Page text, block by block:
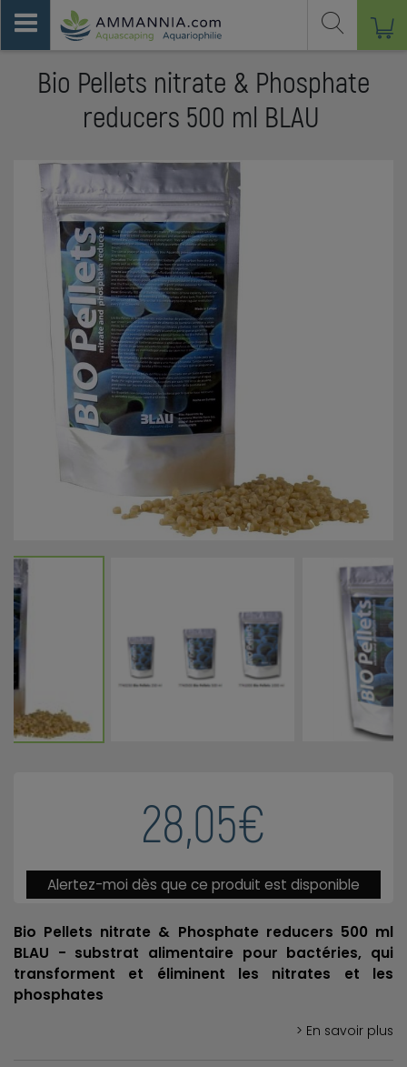
28,05€
Alertez-moi dès que ce produit est disponible
Bio Pellets nitrate & Phosphate reducers 500 ml
BLAU - substrat alimentaire pour bactéries, qui
transforment et éliminent les nitrates et les
phosphates
> En savoir plus
Bio Pellets nitrate & Phosphate
reducers 500 ml BLAU